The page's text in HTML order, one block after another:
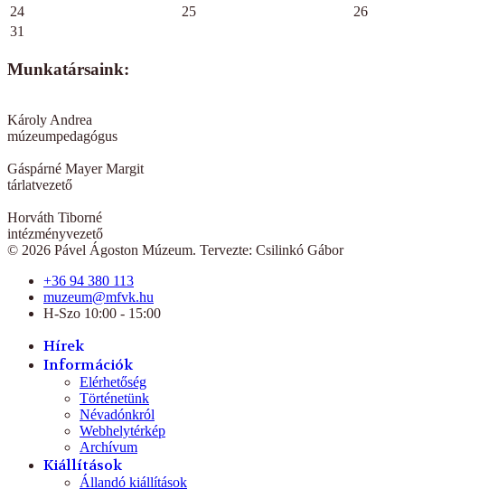
24
25 26
31
Munkatársaink:
Károly Andrea
múzeumpedagógus
Gáspárné Mayer Margit
tárlatvezető
Horváth Tiborné
intézményvezető
© 2026 Pável Ágoston Múzeum. Tervezte: Csilinkó Gábor
+36 94 380 113
muzeum@mfvk.hu
H-Szo 10:00 - 15:00
Hírek
Információk
Elérhetőség
Történetünk
Névadónkról
Webhelytérkép
Archívum
Kiállítások
Állandó kiállítások